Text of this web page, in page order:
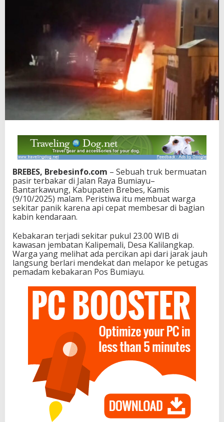
BREBES, Brebesinfo.com – Sebuah truk bermuatan
pasir terbakar di Jalan Raya Bumiayu–
Bantarkawung, Kabupaten Brebes, Kamis
(9/10/2025) malam. Peristiwa itu membuat warga
sekitar panik karena api cepat membesar di bagian
kabin kendaraan.
Kebakaran terjadi sekitar pukul 23.00 WIB di
kawasan jembatan Kalipemali, Desa Kalilangkap.
Warga yang melihat ada percikan api dari jarak jauh
langsung berlari mendekat dan melapor ke petugas
pemadam kebakaran Pos Bumiayu.